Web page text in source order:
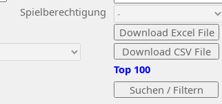
Spielberechtigung
Top 100